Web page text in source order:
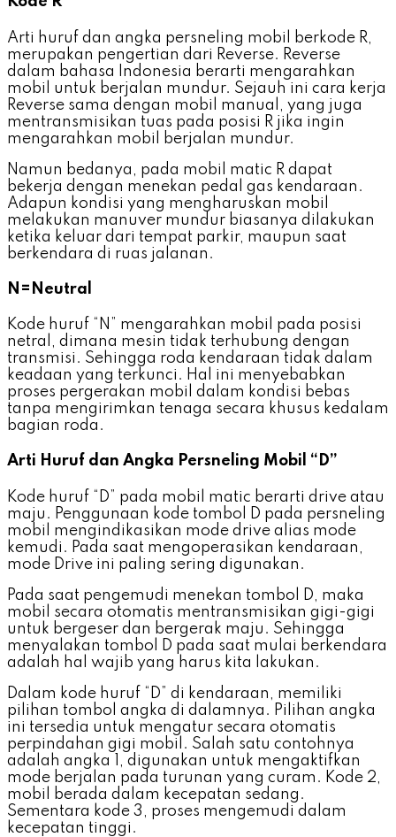
Arti huruf dan angka persneling mobil berkode R,
merupakan pengertian dari Reverse. Reverse
dalam bahasa Indonesia berarti mengarahkan
mobil untuk berjalan mundur. Sejauh ini cara kerja
Reverse sama dengan mobil manual, yang juga
mentransmisikan tuas pada posisi R jika ingin
mengarahkan mobil berjalan mundur.
Namun bedanya, pada mobil matic R dapat
bekerja dengan menekan pedal gas kendaraan.
Adapun kondisi yang mengharuskan mobil
melakukan manuver mundur biasanya dilakukan
ketika keluar dari tempat parkir, maupun saat
berkendara di ruas jalanan.
N=Neutral
Kode huruf “N” mengarahkan mobil pada posisi
netral, dimana mesin tidak terhubung dengan
transmisi. Sehingga roda kendaraan tidak dalam
keadaan yang terkunci. Hal ini menyebabkan
proses pergerakan mobil dalam kondisi bebas
tanpa mengirimkan tenaga secara khusus kedalam
bagian roda.
Arti Huruf dan Angka Persneling Mobil “D”
Kode huruf “D” pada mobil matic berarti drive atau
maju. Penggunaan kode tombol D pada persneling
mobil mengindikasikan mode drive alias mode
kemudi. Pada saat mengoperasikan kendaraan,
mode Drive ini paling sering digunakan.
Pada saat pengemudi menekan tombol D, maka
mobil secara otomatis mentransmisikan gigi-gigi
untuk bergeser dan bergerak maju. Sehingga
menyalakan tombol D pada saat mulai berkendara
adalah hal wajib yang harus kita lakukan.
Dalam kode huruf “D” di kendaraan, memiliki
pilihan tombol angka di dalamnya. Pilihan angka
ini tersedia untuk mengatur secara otomatis
perpindahan gigi mobil. Salah satu contohnya
adalah angka 1, digunakan untuk mengaktifkan
mode berjalan pada turunan yang curam. Kode 2,
mobil berada dalam kecepatan sedang.
Sementara kode 3, proses mengemudi dalam
kecepatan tinggi.